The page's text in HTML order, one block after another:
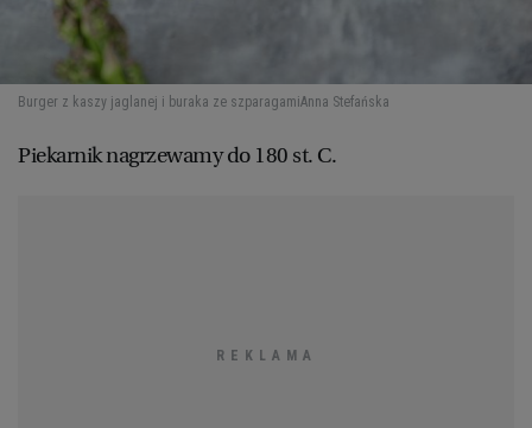
Burger z kaszy jaglanej i buraka ze szparagamiAnna Stefańska
Piekarnik nagrzewamy do 180 st. C.